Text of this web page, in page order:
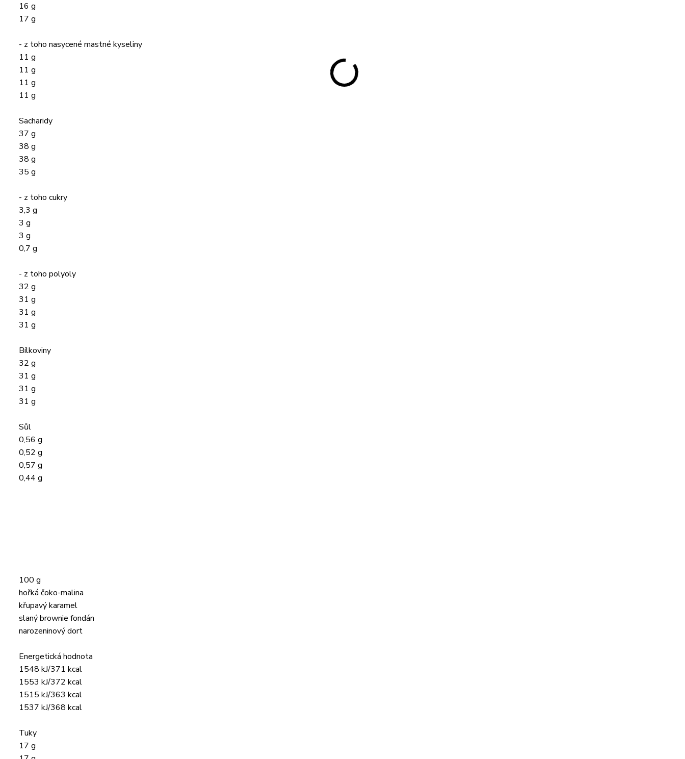
16 g
17 g
- z toho nasycené mastné kyseliny
11 g
11 g
11 g
11 g
Sacharidy
37 g
38 g
38 g
35 g
- z toho cukry
3,3 g
3 g
3 g
0,7 g
- z toho polyoly
32 g
31 g
31 g
31 g
Bílkoviny
32 g
31 g
31 g
31 g
Sůl
0,56 g
0,52 g
0,57 g
0,44 g
100 g
hořká čoko-malina
křupavý karamel
slaný brownie fondán
narozeninový dort
Energetická hodnota
1548 kJ/371 kcal
1553 kJ/372 kcal
1515 kJ/363 kcal
1537 kJ/368 kcal
Tuky
17 g